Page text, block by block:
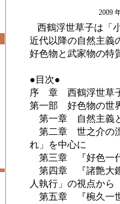
2009
西鶴浮世草子は「
近代以降の自然主義
好色物と武家物の特
●目次●
序 章 西鶴浮世草
第一部 好色物の世
第一章 自然主義
第二章 世之介の
れ」を中心に
第三章 『好色一
第四章 『諸艶大
人執行」の視点から
第五章 『椀久一